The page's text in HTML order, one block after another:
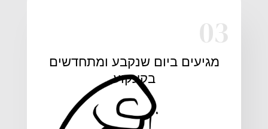
03
מגיעים ביום שנקבע ומתחדשים
בקעקוע